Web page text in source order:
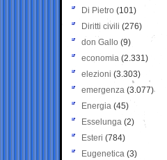
Di Pietro (101)
Diritti civili (276)
don Gallo (9)
economia (2.331)
elezioni (3.303)
emergenza (3.077)
Energia (45)
Esselunga (2)
Esteri (784)
Eugenetica (3)